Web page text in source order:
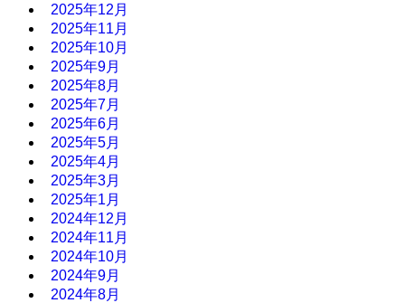
2025年12月
2025年11月
2025年10月
2025年9月
2025年8月
2025年7月
2025年6月
2025年5月
2025年4月
2025年3月
2025年1月
2024年12月
2024年11月
2024年10月
2024年9月
2024年8月